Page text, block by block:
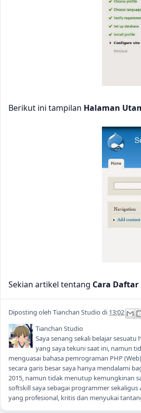
Berikut ini tampilan Halaman
Sekian artikel tentang Cara Daftar
Diposting oleh Tianchan Studio di 13:02
Tianchan Studio
Saya senang sekali belajar
yang saya tekuni saat ini, namun
menguasai bahasa pemrograman PHP
secara garis besar saya hanya mendalami
2015, namun tidak menutup kemungkinan
softskill saya sebagai programmer
yang profesional, kritis dan menyukai